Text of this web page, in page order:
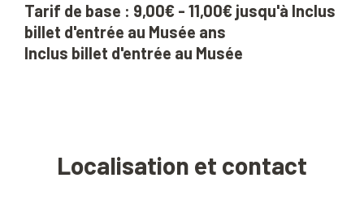
Tarif de base : 9,00€ - 11,00€ jusqu'à Inclus
billet d'entrée au Musée ans
Inclus billet d'entrée au Musée
Localisation et contact